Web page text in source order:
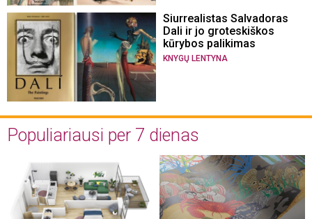
Siurrealistas Salvadoras
Dali ir jo groteskiškos
kūrybos palikimas
KNYGŲ LENTYNA
Populiariausi per 7 dienas